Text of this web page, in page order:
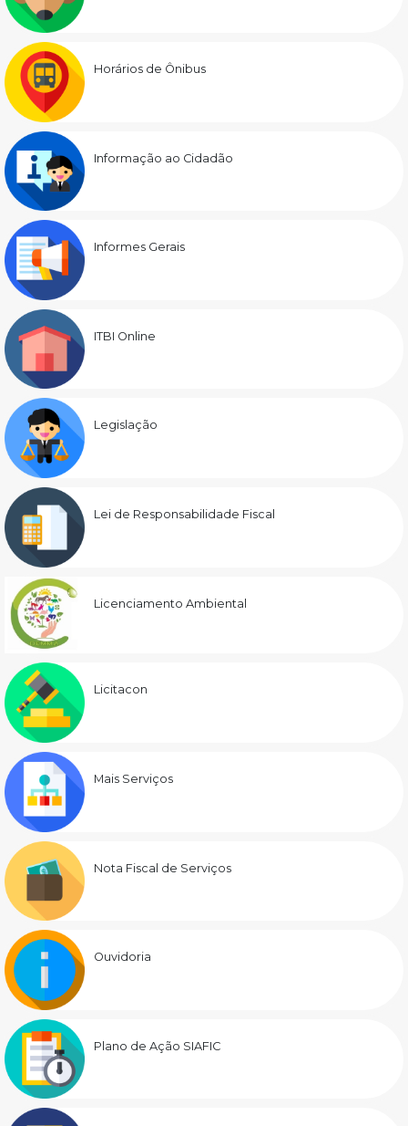
Horários de Ônibus
Informação ao Cidadão
Informes Gerais
ITBI Online
Legislação
Lei de Responsabilidade Fiscal
Licenciamento Ambiental
Licitacon
Mais Serviços
Nota Fiscal de Serviços
Ouvidoria
Plano de Ação SIAFIC